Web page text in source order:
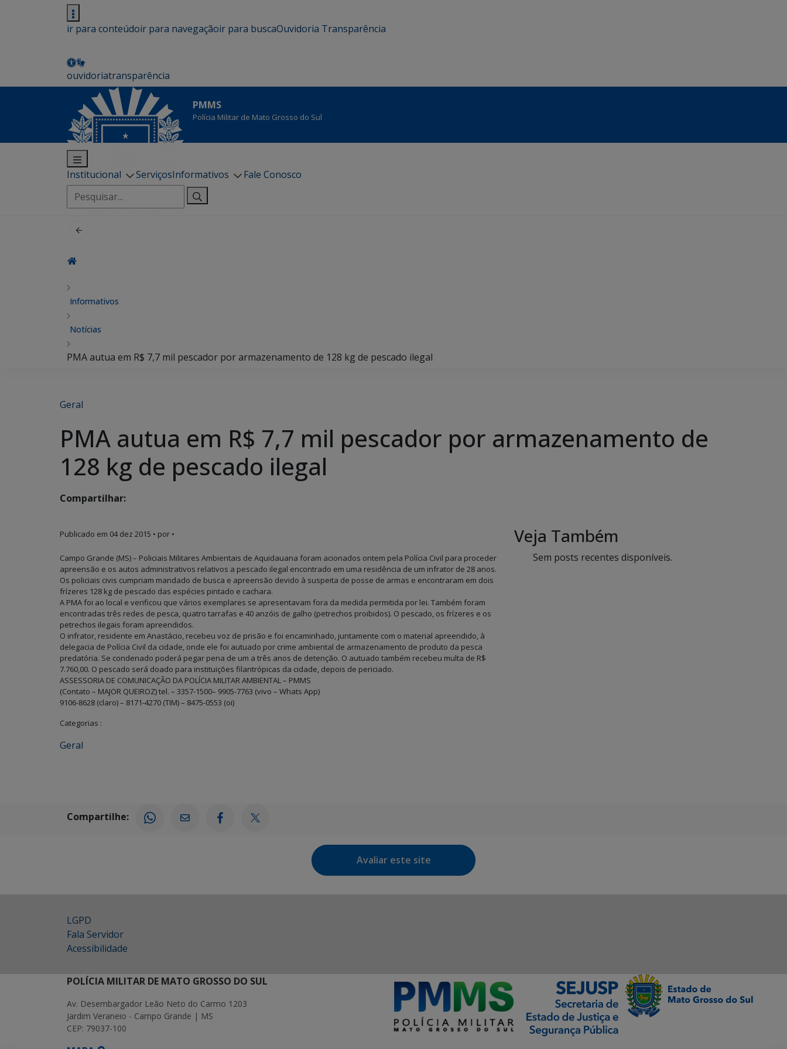
ir para conteúdoir para navegaçãoir para buscaOuvidoria Transparência
ouvidoriatransparência
PMMS
Polícia Militar de Mato Grosso do Sul
Institucional ServiçosInformativos
Fale Conosco
Pesquisar
por:
Informativos
Notícias
PMA autua em R$ 7,7 mil pescador por armazenamento de 128 kg de pescado ilegal
Geral
PMA autua em R$ 7,7 mil pescador por armazenamento de
128 kg de pescado ilegal
Compartilhar:
Publicado em 04 dez 2015 • por •
Campo Grande (MS) – Policiais Militares Ambientais de Aquidauana foram acionados ontem pela Polícia Civil para proceder
apreensão e os autos administrativos relativos a pescado ilegal encontrado em uma residência de um infrator de 28 anos.
Os policiais civis cumpriam mandado de busca e apreensão devido à suspeita de posse de armas e encontraram em dois
frízeres 128 kg de pescado das espécies pintado e cachara.
A PMA foi ao local e verificou que vários exemplares se apresentavam fora da medida permitida por lei. Também foram
encontradas três redes de pesca, quatro tarrafas e 40 anzóis de galho (petrechos proibidos). O pescado, os frízeres e os
petrechos ilegais foram apreendidos.
O infrator, residente em Anastácio, recebeu voz de prisão e foi encaminhado, juntamente com o material apreendido, à
delegacia de Polícia Civil da cidade, onde ele foi autuado por crime ambiental de armazenamento de produto da pesca
predatória. Se condenado poderá pegar pena de um a três anos de detenção. O autuado também recebeu multa de R$
7.760,00. O pescado será doado para instituições filantrópicas da cidade, depois de periciado.
ASSESSORIA DE COMUNICAÇÃO DA POLÍCIA MILITAR AMBIENTAL – PMMS
(Contato – MAJOR QUEIROZ) tel. – 3357-1500– 9905-7763 (vivo – Whats App)
9106-8628 (claro) – 8171-4270 (TIM) – 8475-0553 (oi)
Categorias :
Geral
Veja Também
Sem posts recentes disponíveis.
Compartilhe:
Avaliar este site
LGPD
Fala Servidor
Acessibilidade
POLÍCIA MILITAR DE MATO GROSSO DO SUL
Av. Desembargador Leão Neto do Carmo 1203
Jardim Veraneio - Campo Grande | MS
CEP: 79037-100